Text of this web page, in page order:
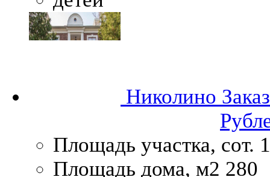
Николино
Площадь участка, сот.
Площадь дома, м2 280